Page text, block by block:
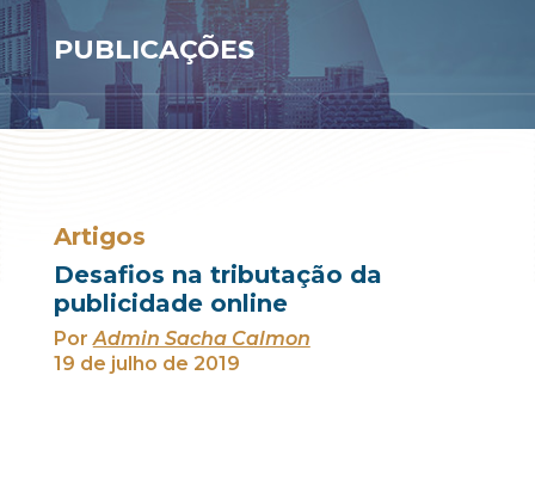
PUBLICAÇÕES
Artigos
Desafios na tributação da
publicidade online
PorAdmin Sacha Calmon
19 de julho de 2019